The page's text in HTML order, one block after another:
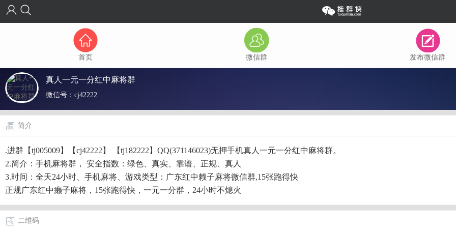
首页 微信群 发布微信群
真人一元一分红中麻将群
微信号： cj42222
简介
.进群【tj005009】【cj42222】 【tj182222】QQ(371146023)无押手机真人一元一分红中麻将群。
2.简介：手机麻将群， 安全指数：绿色、真实、靠谱、正规、真人
3.时间：全天24小时、手机麻将、游戏类型：广东红中赖子麻将微信群,15张跑得快
正规广东红中癞子麻将，15张跑得快，一元一分群，24小时不熄火
二维码